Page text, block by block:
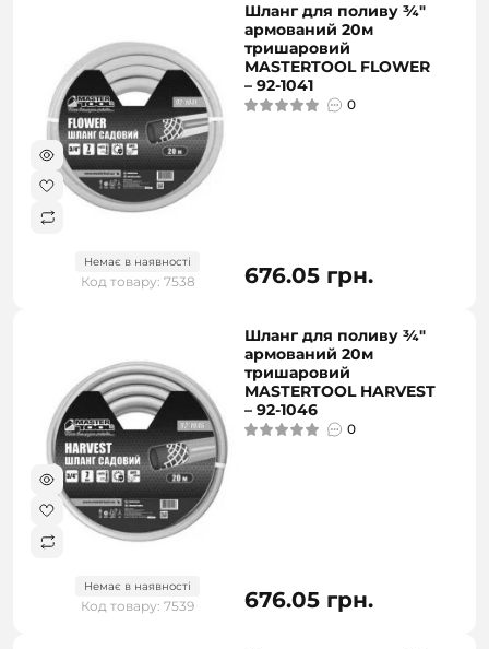
Немає в наявності
Код товару: 7538
Шланг для поливу ¾"
армований 20м
тришаровий
MASTERTOOL FLOWER
– 92-1041
0
676.05 грн.
Немає в наявності
Код товару: 7539
Шланг для поливу ¾"
армований 20м
тришаровий
MASTERTOOL HARVEST
– 92-1046
0
676.05 грн.